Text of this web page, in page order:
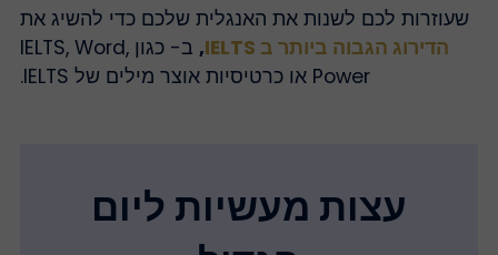
שעוזרות לכם לשנות את האנגלית שלכם כדי להשיג את
הדירוג הגבוה ביותר ב IELTS
,
ב- כגון IELTS, Word,
Power או כרטיסיות אוצר מילים של IELTS.
עצות מעשיות ליום